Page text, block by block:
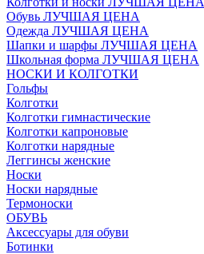
Обувь ЛУЧШАЯ ЦЕНА
Одежда ЛУЧШАЯ ЦЕНА
Шапки и шарфы ЛУЧШАЯ ЦЕНА
Школьная форма ЛУЧШАЯ ЦЕНА
НОСКИ И КОЛГОТКИ
Гольфы
Колготки
Колготки гимнастические
Колготки капроновые
Колготки нарядные
Леггинсы женские
Носки
Носки нарядные
Термоноски
ОБУВЬ
Аксессуары для обуви
Ботинки